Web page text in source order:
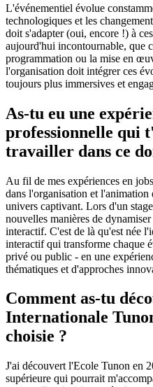
L'événementiel évolue
technologiques et les
doit s'adapter (oui, encore !) à
aujourd'hui incontournable, que
programmation ou la mise en
l'organisation doit intégrer ces
toujours plus immersives et
As-tu eu une
professionnelle qui
travailler dans ce
Au fil de mes expériences en
dans l'organisation et
univers captivant. Lors d'un
nouvelles manières de
interactif. C'est de là qu'est née
interactif qui transforme chaque
privé ou public - en une
thématiques et d'approches
Comment as-tu
Internationale
choisie ?
J'ai découvert l'Ecole Tunon en
supérieure qui pourrait